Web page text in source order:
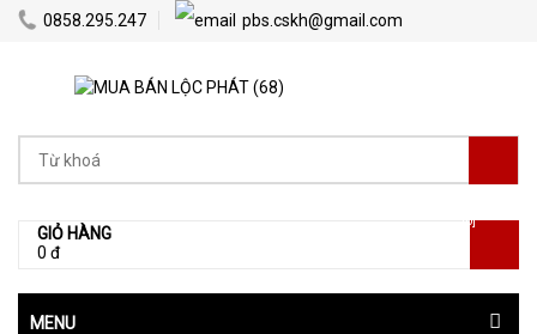
0858.295.247 pbs.cskh@gmail.com
GIỎ HÀNG
0 đ
[0]
MENU